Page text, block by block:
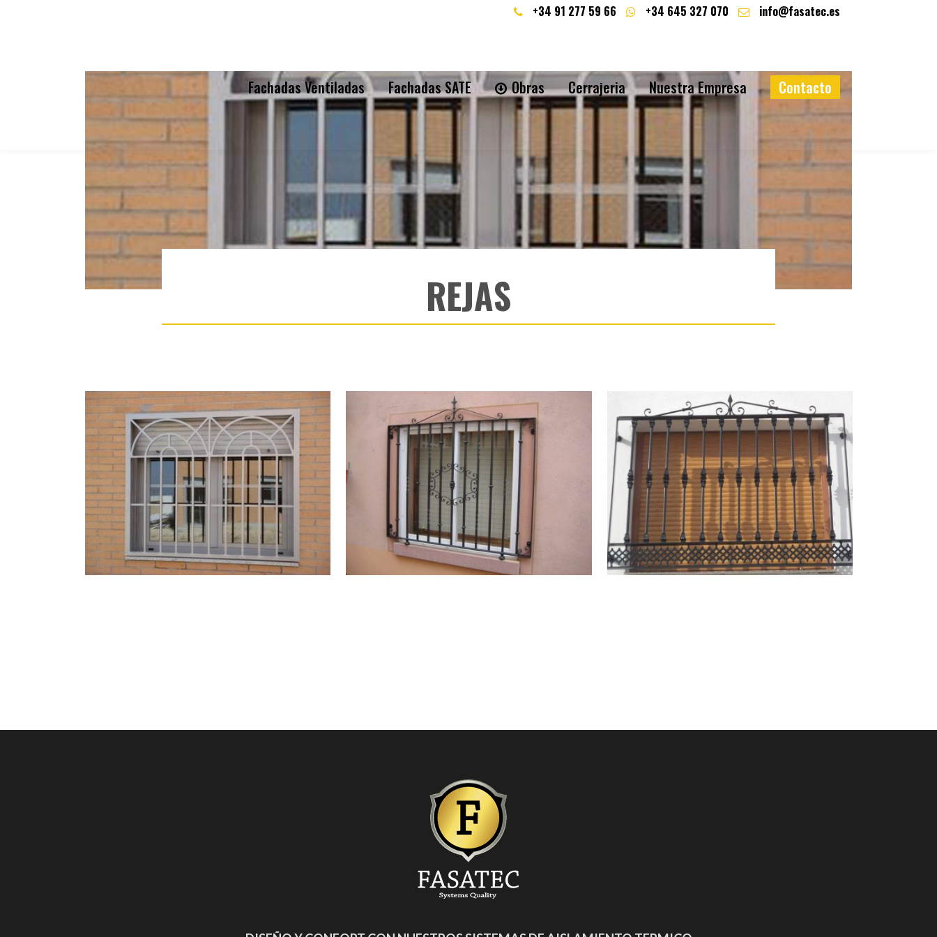
+34 91 277 59 66 +34 645 327 070 info@fasatec.es
Fachadas Ventiladas Fachadas SATE Obras Cerrajeria Nuestra Empresa Contacto
REJAS